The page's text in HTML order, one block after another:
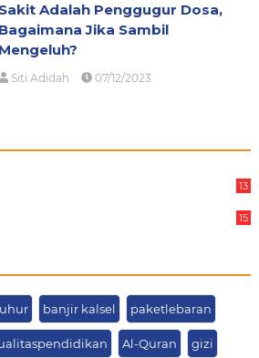
Sakit Adalah Penggugur Dosa,
Bagaimana Jika Sambil
Mengeluh?
Siti Adidah 07/12/2023
13
15
banjir kalsel paketlebaran
Al-Quran gizi